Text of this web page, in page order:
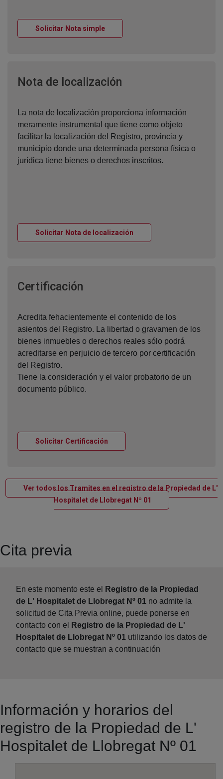
Solicitar Nota simpleVentana nueva
Nota de localización
La nota de localización proporciona información
meramente instrumental que tiene como objeto
facilitar la localización del Registro, provincia y
municipio donde una determinada persona física o
jurídica tiene bienes o derechos inscritos.
Solicitar Nota de localización
Certificación
Acredita fehacientemente el contenido de los
asientos del Registro. La libertad o gravamen de los
bienes inmuebles o derechos reales sólo podrá
acreditarse en perjuicio de tercero por certificación
del Registro.
Tiene la consideración y el valor probatorio de un
documento público.
Solicitar Certificación
Ver todos los Tramites en el registro de la Propiedad de L'
Hospitalet de Llobregat Nº 01
Ventana nueva
Cita previa
En este momento este el
Registro de la Propiedad
de L' Hospitalet de Llobregat Nº 01 no admite la
solicitud de Cita Previa online, puede ponerse en
contacto con el
Registro de la Propiedad de L'
Hospitalet de Llobregat Nº 01 utilizando los datos de
contacto que se muestran a continuación
Información y horarios del
registro de la Propiedad de L'
Hospitalet de Llobregat Nº 01